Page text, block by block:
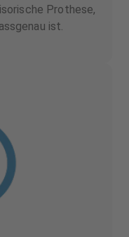
Prothese,
ist.